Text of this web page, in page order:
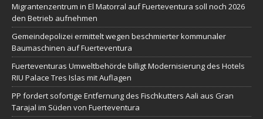
Migrantenzentrum in El Matorral auf Fuerteventura soll noch 2026
den Betrieb aufnehmen
Gemeindepolizei ermittelt wegen beschmierter kommunaler
Baumaschinen auf Fuerteventura
Fuerteventuras Umweltbehörde billigt Modernisierung des Hotels
RIU Palace Tres Islas mit Auflagen
PP fordert sofortige Entfernung des Fischkutters Aali aus Gran
Tarajal im Süden von Fuerteventura